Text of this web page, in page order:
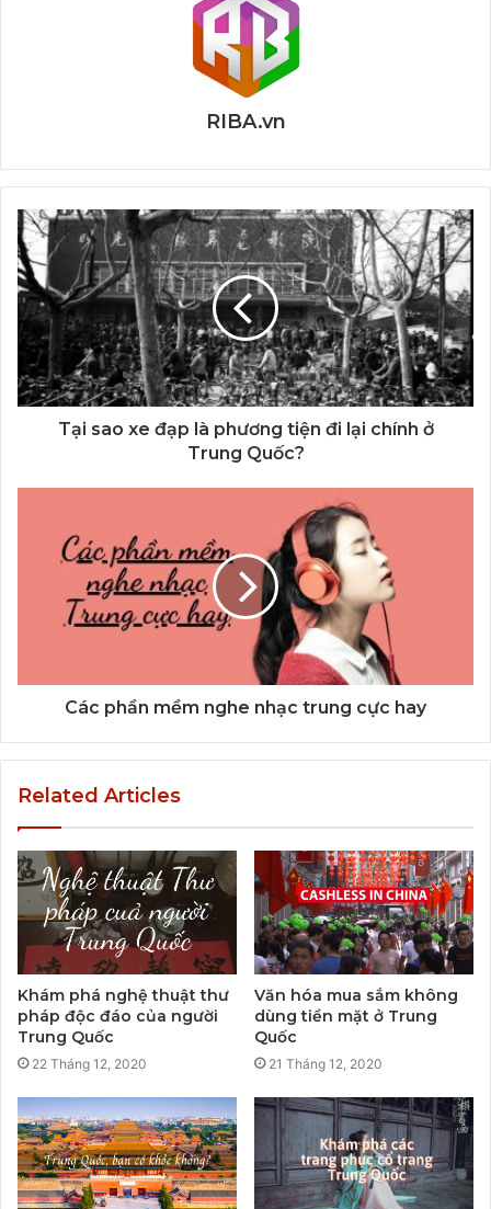
RIBA.vn
Tại sao xe đạp là phương tiện đi lại chính ở
Trung Quốc?
Các phần mềm nghe nhạc trung cực hay
Related Articles
Khám phá nghệ thuật thư
pháp độc đáo của người
Trung Quốc
22 Tháng 12, 2020
Văn hóa mua sắm không
dùng tiền mặt ở Trung
Quốc
21 Tháng 12, 2020